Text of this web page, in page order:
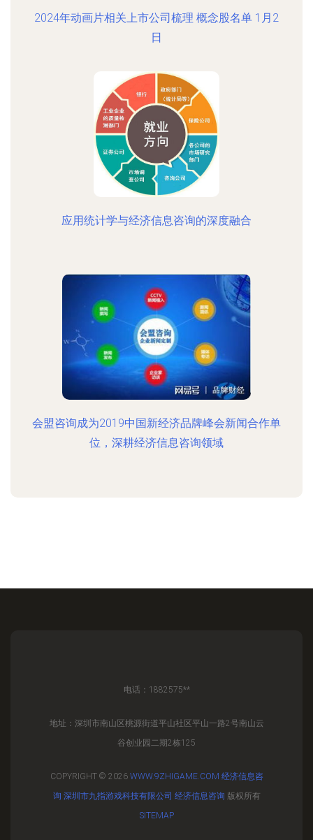
2024年动画片相关上市公司梳理 概念股名单 1月2
日
应用统计学与经济信息咨询的深度融合
会盟咨询成为2019中国新经济品牌峰会新闻合作单
位，深耕经济信息咨询领域
电话：1882575**
地址：深圳市南山区桃源街道平山社区平山一路2号南山云
谷创业园二期2栋125
COPYRIGHT © 2026 WWW.9ZHIGAME.COM 经济信息咨
询 深圳市九指游戏科技有限公司 经济信息咨询 版权所有
SITEMAP